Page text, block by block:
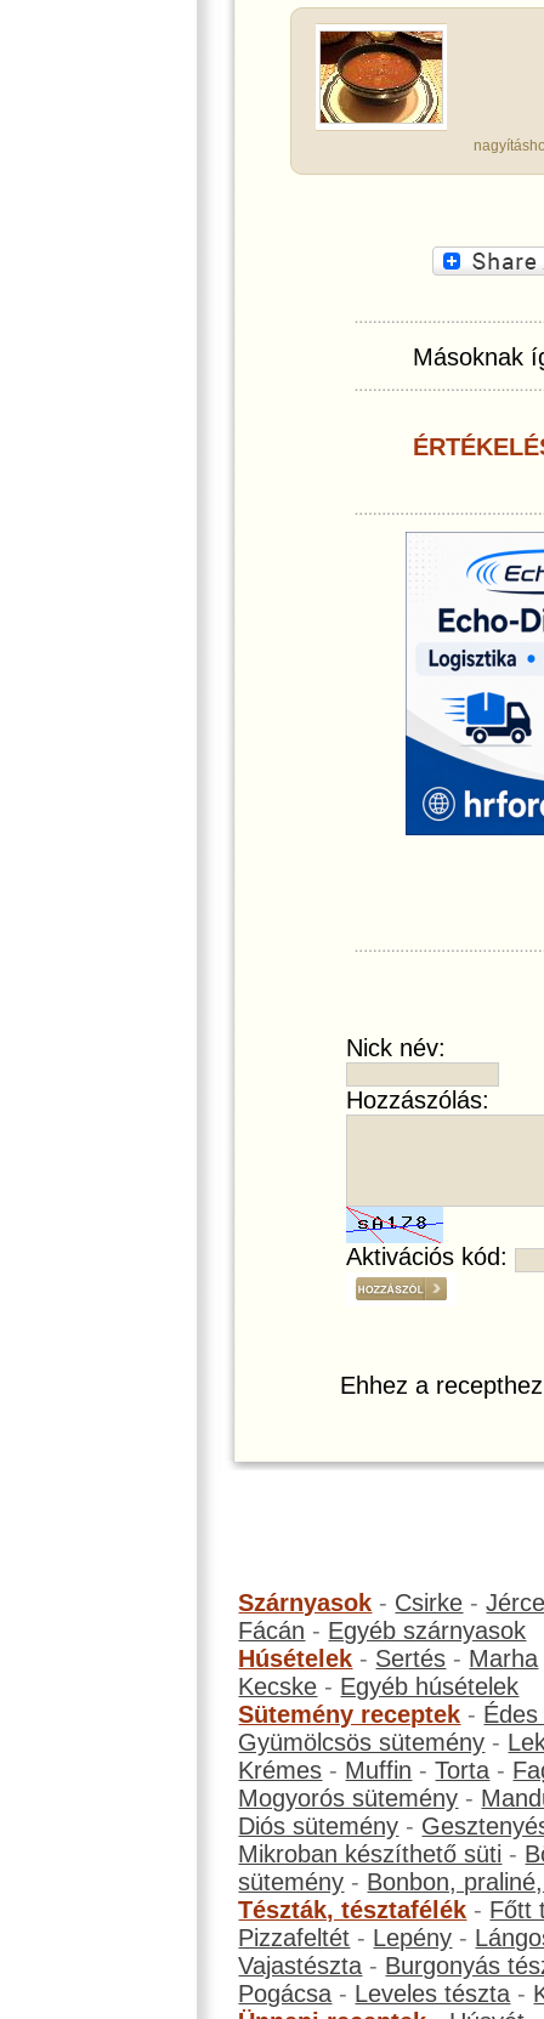
Másoknak
Nick név:
Hozzászólás:
Aktivációs kód:
Ehhez a
Szárnyasok - Csirke -
Fácán - Egyéb szárnyasok
Húsételek - Sertés - Marha
Kecske - Egyéb húsételek
Sütemény receptek -
Gyümölcsös sütemény -
Krémes - Muffin -Torta -
Mogyorós sütemény -
Diós sütemény -
Mikroban készíthető süti -
sütemény - Bonbon,
Tészták, tésztafélék - Főtt
Pizzafeltét - Lepény -
Vajastészta - Burgonyás
Pogácsa - Leveles tészta -